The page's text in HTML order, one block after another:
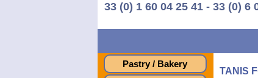
33 (0) 1 60 04 25 41 - 33 (0) 6
Pastry / Bakery
TANIS